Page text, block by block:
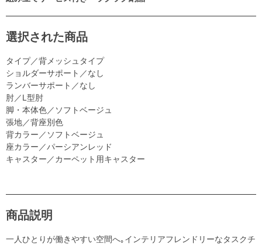
選択された商品
タイプ／背メッシュタイプ
ショルダーサポート／なし
ランバーサポート／なし
肘／L型肘
脚・本体色／ソフトベージュ
張地／背座別色
背カラー／ソフトベージュ
座カラー／パーシアンレッド
キャスター／カーペット用キャスター
商品説明
一人ひとりが働きやすい空間へ｡インテリアフレンドリーなタスクチ